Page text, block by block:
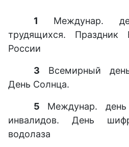
1 Междунар.
трудящихся.
России
3 Всемирный
День Солнца.
5 Междунар.
инвалидов. День
водолаза